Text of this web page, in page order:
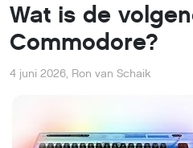
Wat is de
Commodore?
4 juni 2026, Ron van Schaik